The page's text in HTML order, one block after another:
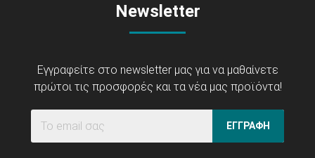
Newsletter
Εγγραφείτε στο newsletter μας για να μαθαίνετε
πρώτοι τις προσφορές και τα νέα μας προϊόντα!
ΕΓΓΡΑΦΗ